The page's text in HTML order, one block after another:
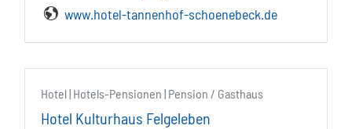
www.hotel-tannenhof-schoenebeck.de
Hotel | Hotels-Pensionen | Pension / Gasthaus
Hotel Kulturhaus Felgeleben